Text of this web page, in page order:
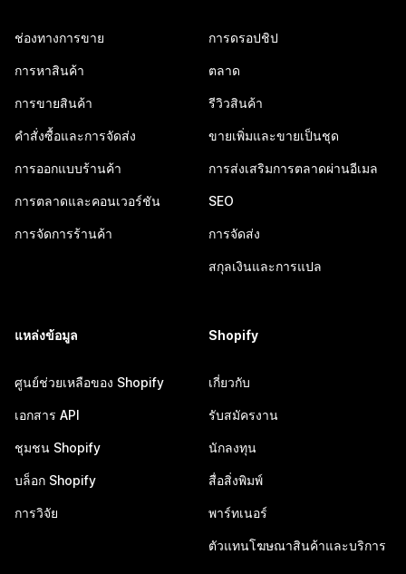
ช่องทางการขาย
การหาสินค้า
การขายสินค้า
คำสั่งซื้อและการจัดส่ง
การออกแบบร้านค้า
การตลาดและคอนเวอร์ชัน
การจัดการร้านค้า
การดรอปชิป
ตลาด
รีวิวสินค้า
ขายเพิ่มและขายเป็นชุด
การส่งเสริมการตลาดผ่านอีเมล
SEO
การจัดส่ง
สกุลเงินและการแปล
แหล่งข้อมูล
ศูนย์ช่วยเหลือของ Shopify
เอกสาร API
ชุมชน Shopify
บล็อก Shopify
การวิจัย
Shopify
เกี่ยวกับ
รับสมัครงาน
นักลงทุน
สื่อสิ่งพิมพ์
พาร์ทเนอร์
ตัวแทนโฆษณาสินค้าและบริการ